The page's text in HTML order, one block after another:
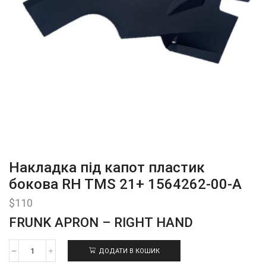
Накладка під капот пластик
бокова RH TMS 21+ 1564262-00-A
$110
FRUNK APRON – RIGHT HAND
Накладка
ДОДАТИ В КОШИК